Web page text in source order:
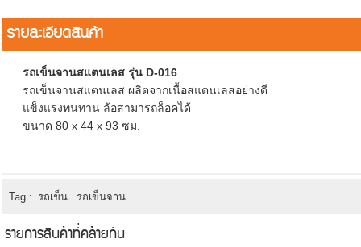
รายละเอียดสินค้า
รถเข็นจานสแตนเลส รุ่น D-016
รถเข็นจานสแตนเลส ผลิตจากเนื้อสแตนเลสอย่างดี
แข็งแรงทนทาน ล้อสามารถล็อคได้
ขนาด 80 x 44 x 93 ซม.
Tag : รถเข็น รถเข็นจาน
รายการสินค้าที่คล้ายกัน